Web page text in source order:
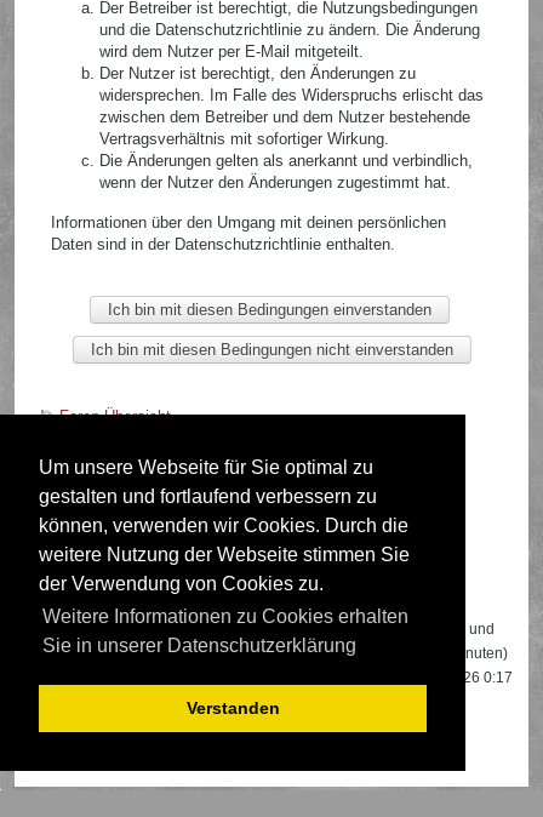
Um unsere Webseite für Sie optimal zu
gestalten und fortlaufend verbessern zu
können, verwenden wir Cookies. Durch die
weitere Nutzung der Webseite stimmen Sie
der Verwendung von Cookies zu.
Weitere Informationen zu Cookies erhalten
Sie in unserer Datenschutzerklärung
Verstanden
Der Betreiber ist berechtigt, die Nutzungsbedingungen
und die Datenschutzrichtlinie zu ändern. Die Änderung
wird dem Nutzer per E-Mail mitgeteilt.
Der Nutzer ist berechtigt, den Änderungen zu
widersprechen. Im Falle des Widerspruchs erlischt das
zwischen dem Betreiber und dem Nutzer bestehende
Vertragsverhältnis mit sofortiger Wirkung.
Die Änderungen gelten als anerkannt und verbindlich,
wenn der Nutzer den Änderungen zugestimmt hat.
Informationen über den Umgang mit deinen persönlichen
Daten sind in der Datenschutzrichtlinie enthalten.
Foren-Übersicht
Deutsche Übersetzung durchphpBB.de
Wer ist online?
Insgesamt sind634Besucher online: 2 registrierte, 0 unsichtbare und
632 Gäste (basierend auf den aktiven Besuchern der letzten 5 Minuten)
Besuchern, die am 13.04.2026 0:17
gleichzeitig online waren.